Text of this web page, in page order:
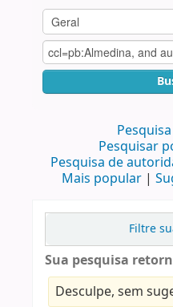
Pesquisar
Pesquisa de
Mais popular
Filtre
Sua pesquisa
Desculpe, sem